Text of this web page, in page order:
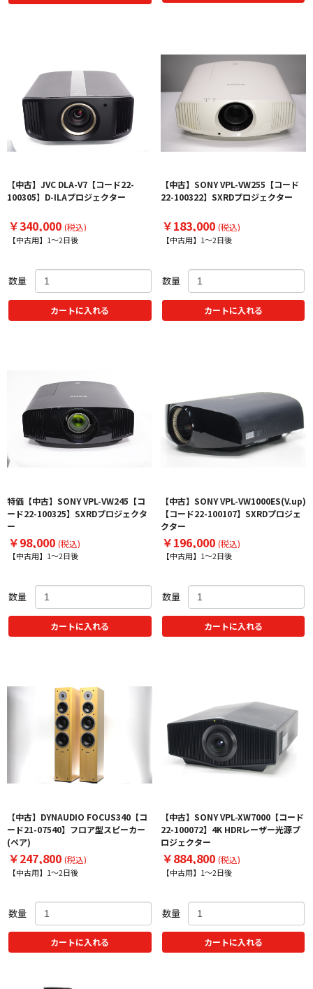
【中古】JVC DLA-V7【コード22-
100305】D-ILAプロジェクター
￥340,000 (税込)
【中古用】1～2日後
数量
カートに入れる
【中古】SONY VPL-VW255【コード
22-100322】SXRDプロジェクター
￥183,000 (税込)
【中古用】1～2日後
数量
カートに入れる
特価【中古】SONY VPL-VW245【コ
ード22-100325】SXRDプロジェクタ
ー
￥98,000 (税込)
【中古用】1～2日後
数量
カートに入れる
【中古】SONY VPL-VW1000ES(V.up)
【コード22-100107】SXRDプロジェ
クター
￥196,000 (税込)
【中古用】1～2日後
数量
カートに入れる
【中古】DYNAUDIO FOCUS340【コ
ード21-07540】フロア型スピーカー
(ペア)
￥247,800 (税込)
【中古用】1～2日後
数量
カートに入れる
【中古】SONY VPL-XW7000【コード
22-100072】4K HDRレーザー光源プ
ロジェクター
￥884,800 (税込)
【中古用】1～2日後
数量
カートに入れる